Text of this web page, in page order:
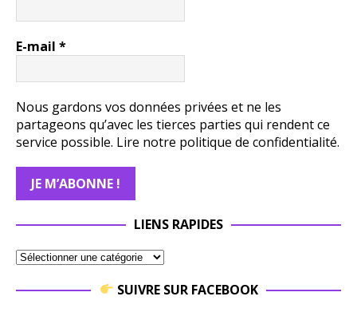
E-mail *
Nous gardons vos données privées et ne les
partageons qu’avec les tierces parties qui rendent ce
service possible. Lire notre politique de confidentialité.
LIENS RAPIDES
SUIVRE SUR FACEBOOK